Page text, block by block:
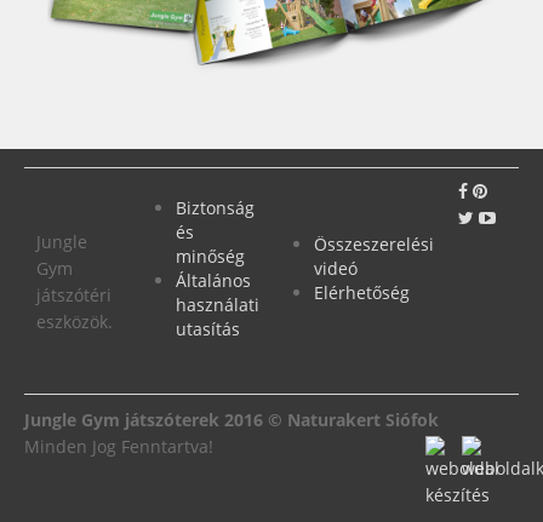
Jungle
Gym
játszótéri
eszközök.
Biztonság
és
minőség
Általános
használati
utasítás
Összeszerelési
videó
Elérhetőség
Jungle Gym játszóterek 2016 © Naturakert Siófok
Minden Jog Fenntartva!